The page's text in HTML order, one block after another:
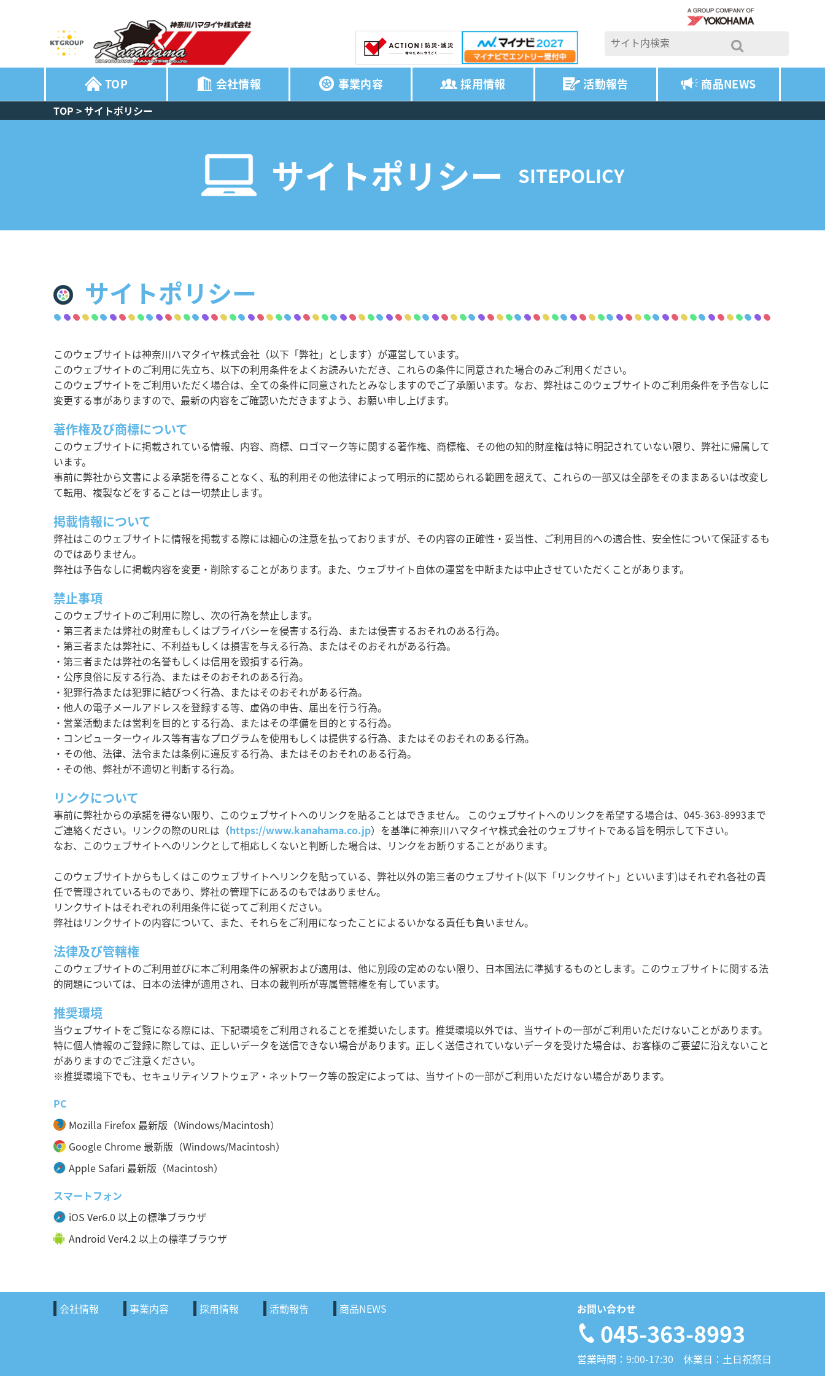
TOP 会社情報 事業内容 採用情報 活動報告 商品NEWS
TOP > サイトポリシー
サイトポリシー SITEPOLICY
サイトポリシー
このウェブサイトは神奈川ハマタイヤ株式会社（以下「弊社」とします）が運営しています。
このウェブサイトのご利用に先立ち、以下の利用条件をよくお読みいただき、これらの条件に同意された場合のみご利用ください。
このウェブサイトをご利用いただく場合は、全ての条件に同意されたとみなしますのでご了承願います。なお、弊社はこのウェブサイトのご利用条件を予告なしに
変更する事がありますので、最新の内容をご確認いただきますよう、お願い申し上げます。
著作権及び商標について
このウェブサイトに掲載されている情報、内容、商標、ロゴマーク等に関する著作権、商標権、その他の知的財産権は特に明記されていない限り、弊社に帰属して
います。
事前に弊社から文書による承諾を得ることなく、私的利用その他法律によって明示的に認められる範囲を超えて、これらの一部又は全部をそのままあるいは改変し
て転用、複製などをすることは一切禁止します。
掲載情報について
弊社はこのウェブサイトに情報を掲載する際には細心の注意を払っておりますが、その内容の正確性・妥当性、ご利用目的への適合性、安全性について保証するも
のではありません。
弊社は予告なしに掲載内容を変更・削除することがあります。また、ウェブサイト自体の運営を中断または中止させていただくことがあります。
禁止事項
このウェブサイトのご利用に際し、次の行為を禁止します。
・第三者または弊社の財産もしくはプライバシーを侵害する行為、または侵害するおそれのある行為。
・第三者または弊社に、不利益もしくは損害を与える行為、またはそのおそれがある行為。
・第三者または弊社の名誉もしくは信用を毀損する行為。
・公序良俗に反する行為、またはそのおそれのある行為。
・犯罪行為または犯罪に結びつく行為、またはそのおそれがある行為。
・他人の電子メールアドレスを登録する等、虚偽の申告、届出を行う行為。
・営業活動または営利を目的とする行為、またはその準備を目的とする行為。
・コンピューターウィルス等有害なプログラムを使用もしくは提供する行為、またはそのおそれのある行為。
・その他、法律、法令または条例に違反する行為、またはそのおそれのある行為。
・その他、弊社が不適切と判断する行為。
リンクについて
事前に弊社からの承諾を得ない限り、このウェブサイトへのリンクを貼ることはできません。 このウェブサイトへのリンクを希望する場合は、045-363-8993まで
ご連絡ください。リンクの際のURLは（https://www.kanahama.co.jp）を基準に神奈川ハマタイヤ株式会社のウェブサイトである旨を明示して下さい。
なお、このウェブサイトへのリンクとして相応しくないと判断した場合は、リンクをお断りすることがあります。
このウェブサイトからもしくはこのウェブサイトへリンクを貼っている、弊社以外の第三者のウェブサイト(以下「リンクサイト」といいます)はそれぞれ各社の責
任で管理されているものであり、弊社の管理下にあるのもではありません。
リンクサイトはそれぞれの利用条件に従ってご利用ください。
弊社はリンクサイトの内容について、また、それらをご利用になったことによるいかなる責任も負いません。
法律及び管轄権
このウェブサイトのご利用並びに本ご利用条件の解釈および適用は、他に別段の定めのない限り、日本国法に準拠するものとします。このウェブサイトに関する法
的問題については、日本の法律が適用され、日本の裁判所が専属管轄権を有しています。
推奨環境
当ウェブサイトをご覧になる際には、下記環境をご利用されることを推奨いたします。推奨環境以外では、当サイトの一部がご利用いただけないことがあります。
特に個人情報のご登録に際しては、正しいデータを送信できない場合があります。正しく送信されていないデータを受けた場合は、お客様のご要望に沿えないこと
がありますのでご注意ください。
※推奨環境下でも、セキュリティソフトウェア・ネットワーク等の設定によっては、当サイトの一部がご利用いただけない場合があります。
PC
Mozilla Firefox 最新版（Windows/Macintosh）
Google Chrome 最新版（Windows/Macintosh）
Apple Safari 最新版（Macintosh）
スマートフォン
iOS Ver6.0 以上の標準ブラウザ
Android Ver4.2 以上の標準ブラウザ
会社情報 事業内容 採用情報 活動報告 商品NEWS お問い合わせ
045-363-8993
営業時間：9:00-17:30 休業日：土日祝祭日